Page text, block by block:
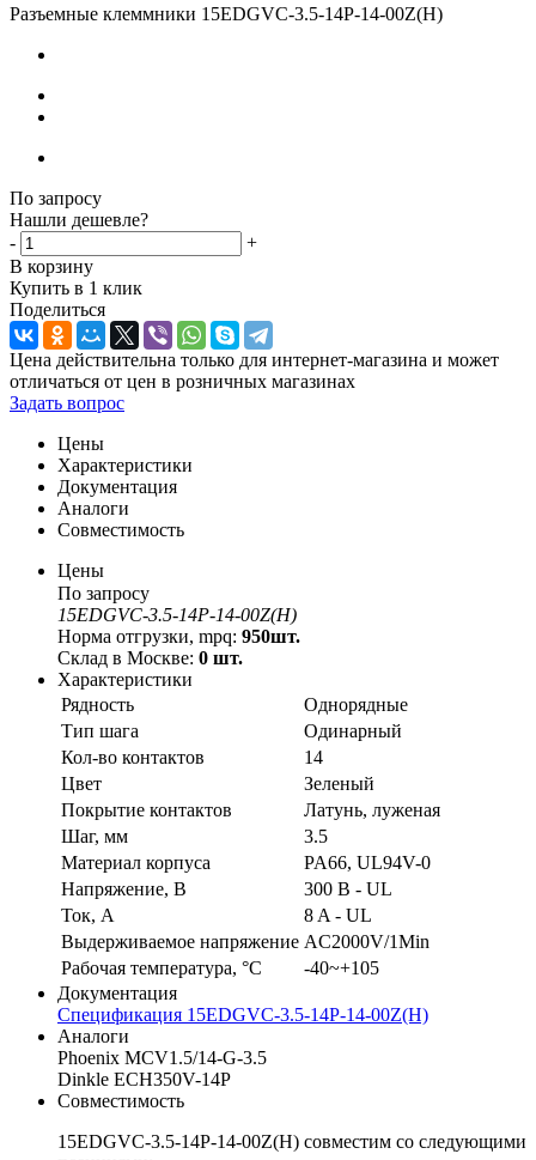
Разъемные клеммники 15EDGVC-3.5-14P-14-00Z(H)
По запросу
Нашли дешевле?
-
+
В корзину
Купить в 1 клик
Поделиться
Цена действительна только для интернет-магазина и может
отличаться от цен в розничных магазинах
Задать вопрос
Цены
Характеристики
Документация
Аналоги
Совместимость
Цены
По запросу
15EDGVC-3.5-14P-14-00Z(H)
Норма отгрузки, mpq: 950шт.
Склад в Москве: 0 шт.
Характеристики
Рядность
Однорядные
Тип шага
Одинарный
Кол-во контактов
14
Цвет
Зеленый
Покрытие контактов
Латунь, луженая
Шаг, мм
3.5
Материал корпуса
PA66, UL94V-0
Напряжение, В
300 В - UL
Ток, А
8 A - UL
Выдерживаемое напряжение AC2000V/1Min
Рабочая температура, °C
-40~+105
Документация
Спецификация 15EDGVC-3.5-14P-14-00Z(H)
Аналоги
Phoenix MCV1.5/14-G-3.5
Dinkle ECH350V-14P
Совместимость
15EDGVC-3.5-14P-14-00Z(H) совместим со следующими